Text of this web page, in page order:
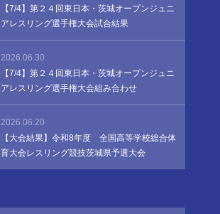
【7/4】第２４回東日本・茨城オープンジュニ
アレスリング選手権大会試合結果
2026.06.30
【7/4】第２４回東日本・茨城オープンジュニ
アレスリング選手権大会組み合わせ
2026.06.20
【大会結果】令和8年度 全国高等学校総合体
育大会レスリング競技茨城県予選大会